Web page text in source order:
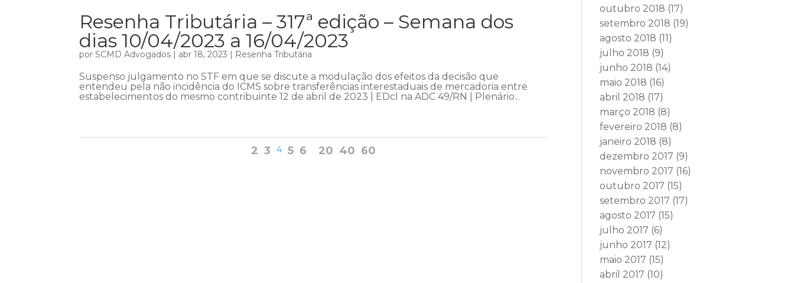
Resenha Tributária – 317ª edição – Semana dos
dias 10/04/2023 a 16/04/2023
porSCMD Advogados | abr 18, 2023 | Resenha Tributária
Suspenso julgamento no STF em que se discute a modulação dos efeitos da decisão que
entendeu pela não incidência do ICMS sobre transferências interestaduais de mercadoria entre
estabelecimentos do mesmo contribuinte 12 de abril de 2023 | EDcl na ADC 49/RN | Plenário...
2 3 4 5 6 20 40 60
outubro 2018 (17)
setembro 2018 (19)
agosto 2018 (11)
julho 2018 (9)
junho 2018 (14)
maio 2018 (16)
abril 2018 (17)
março 2018 (8)
fevereiro 2018 (8)
janeiro 2018 (8)
dezembro 2017 (9)
novembro 2017 (16)
outubro 2017 (15)
setembro 2017 (17)
agosto 2017 (15)
julho 2017 (6)
junho 2017 (12)
maio 2017 (15)
abril 2017 (10)